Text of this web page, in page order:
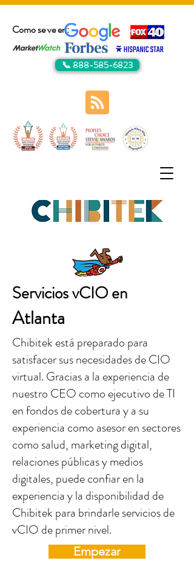
Como se ve en:
📞 888-585-6823
Servicios vCIO en
Atlanta
Chibitek está preparado para
satisfacer sus necesidades de CIO
virtual. Gracias a la experiencia de
nuestro CEO como ejecutivo de TI
en fondos de cobertura y a su
experiencia como asesor en sectores
como salud, marketing digital,
relaciones públicas y medios
digitales, puede confiar en la
experiencia y la disponibilidad de
Chibitek para brindarle servicios de
vCIO de primer nivel.
Empezar